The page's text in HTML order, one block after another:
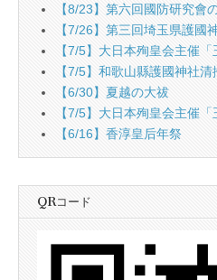
【8/23】第六回國防研究會
【7/26】第三回埼玉県護國
【7/5】大日本殉皇会主催
【7/5】和歌山縣護國神社清
【6/30】夏越の大祓
【7/5】大日本殉皇会主催
【6/16】香淳皇后年祭
QRコード